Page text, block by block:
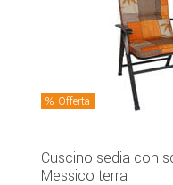
Offerta
Cuscino sedia con
Messico terra